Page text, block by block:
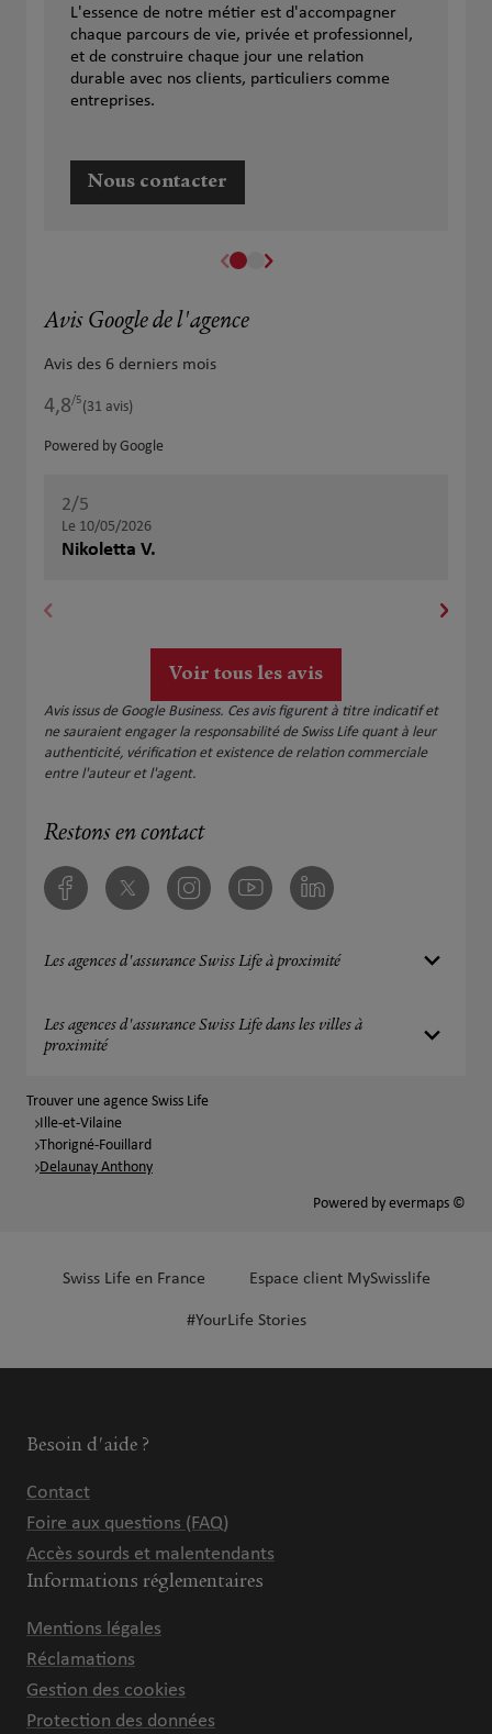
L'essence de notre métier est d'accompagner
chaque parcours de vie, privée et professionnel,
et de construire chaque jour une relation
durable avec nos clients, particuliers comme
entreprises.
Nous contacter
Avis Google de l'agence
Avis des 6 derniers mois
4,8/5Note de 4.8 sur 5
(31 avis)
Powered by Google
2/5
Le 10/05/2026
Nikoletta V.
Voir tous les avis
Avis issus de Google Business. Ces avis figurent à titre indicatif et
ne sauraient engager la responsabilité de Swiss Life quant à leur
authenticité, vérification et existence de relation commerciale
entre l'auteur et l'agent.
Restons en contact
FacebookTwitter InstagramYoutube Linkedin
Les agences d'assurance Swiss Life à proximité
Les agences d'assurance Swiss Life dans les villes à
proximité
Trouver une agence Swiss Life
Ille-et-Vilaine
Thorigné-Fouillard
Delaunay Anthony
Powered by evermaps ©
Swiss Life en France Espace client MySwisslife
#YourLife Stories
Besoin d'aide ?
Contact
Foire aux questions (FAQ)
Accès sourds et malentendants
Informations réglementaires
Mentions légales
Réclamations
Gestion des cookies
Protection des données